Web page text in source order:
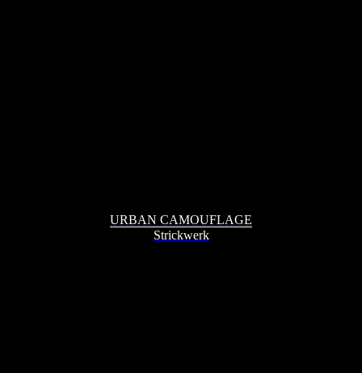
URBAN CAMOUFLAGE
Strickwerk